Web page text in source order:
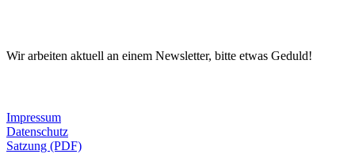
Wir arbeiten aktuell an einem Newsletter, bitte etwas Geduld!
Impressum
Datenschutz
Satzung (PDF)